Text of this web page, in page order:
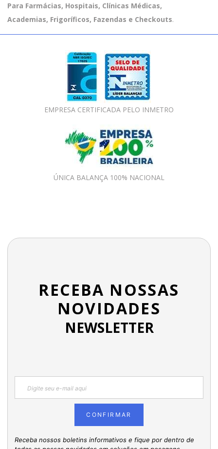
Para Farmácias, Hospitais, Clínicas Médicas,
Academias, Frigoríficos, Fazendas e Checkouts.
EMPRESA CERTIFICADA PELO INMETRO
ÚNICA BALANÇA 100% NACIONAL
RECEBA NOSSAS
NOVIDADES
NEWSLETTER
CONFIRMAR
Receba nossos boletins informativos e fique por dentro de